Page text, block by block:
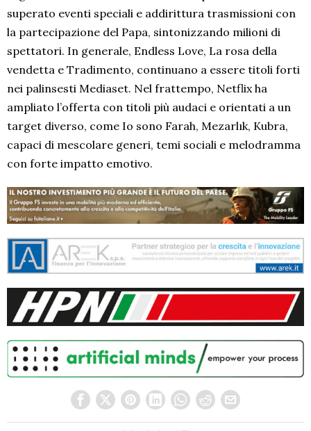
superato eventi speciali e addirittura trasmissioni con
la partecipazione del Papa, sintonizzando milioni di
spettatori. In generale, Endless Love, La rosa della
vendetta e Tradimento, continuano a essere titoli forti
nei palinsesti Mediaset. Nel frattempo, Netflix ha
ampliato l’offerta con titoli più audaci e orientati a un
target diverso, come Io sono Farah, Mezarlık, Kubra,
capaci di mescolare generi, temi sociali e melodramma
con forte impatto emotivo.